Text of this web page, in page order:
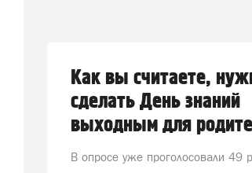
Как вы считаете,
сделать День знаний
выходным для
В опросе уже проголосовали 49